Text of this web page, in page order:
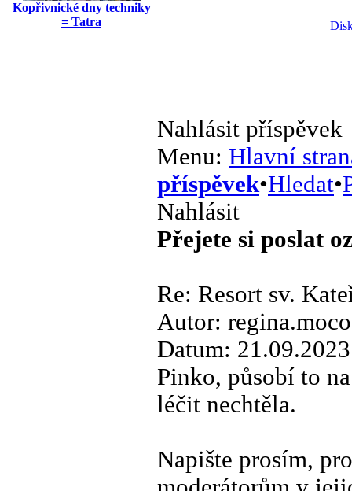
Kopřivnické dny techniky
= Tatra
Nahlásit příspěvek
Menu: Hlavní
příspěvek•Hledat•
Nahlásit
Přejete si poslat
Re: Resort sv.
Autor:
Datum:
Pinko, působí to
léčit nechtěla.
Napište prosím,